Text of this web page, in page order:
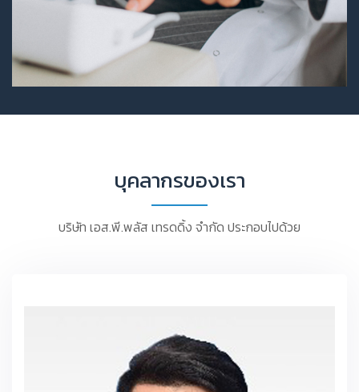
บุคลากรของเรา
บริษัท เอส.พี.พลัส เทรดดิ้ง จำกัด ประกอบไปด้วย